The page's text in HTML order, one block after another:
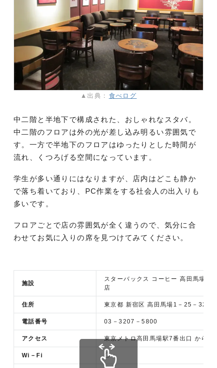
▲出典： 食べログ
中二階と半地下で構成された、おしゃれなスタバ。
中二階のフロアは外の光が差し込み明るい雰囲気で
す。一方で半地下のフロアはゆったりとした時間が
流れ、くつろげる空間になっています。
学生が多い通りにはなりますが、店内はどこも静か
で落ち着いており、PC作業をする社会人の出入りも
多いです。
フロアごとで店の雰囲気が全く違うので、気分に合
わせてお気に入りの席を見つけてみてください。
施設
スターバックス コーヒー 高田馬場早
店
住所 東京都 新宿区 高田馬場1－25－32
電話番号 03－3207－5800
アクセス 東京メトロ高田馬場駅7番出口 から徒
Wi－Fi 〇